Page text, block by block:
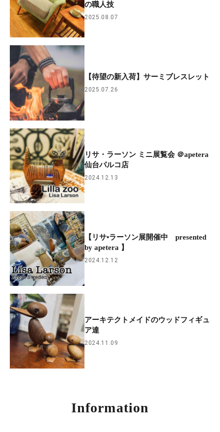
の職人技
2025.08.07
【待望の新入荷】サーミブレスレット
2025.07.26
リサ・ラーソン ミニ展覧会 ＠apetera
仙台パルコ店
2024.12.13
【リサ•ラーソン展開催中 presented
by apetera 】
2024.12.12
アーキテクトメイドのウッドフィギュ
ア達
2024.11.09
Information